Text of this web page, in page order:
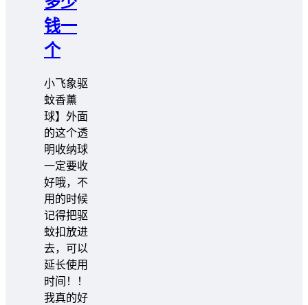
钱一
个
小飞象驱
蚊香薰
球】外面
的这个透
明收纳球
一定要收
好哦，不
用的时候
记得把驱
蚊扣放进
去，可以
延长使用
时间！！
我真的好